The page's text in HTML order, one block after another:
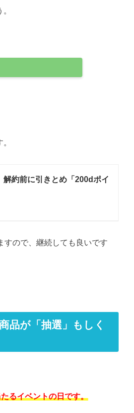
約前に引きとめ「200dポイ
すので、継続しても良いです
品が「抽選」もしく
るイベントの日です。